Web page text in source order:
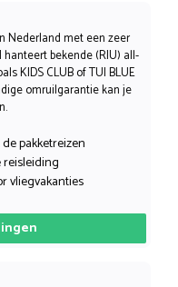
Nederland met een zeer
bekende (RIU) all-
KIDS CLUB of TUI BLUE
omruilgarantie kan je
pakketreizen
reisleiding
vliegvakanties